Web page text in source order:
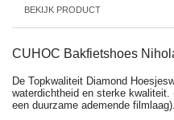
BEKIJK PRODUCT
CUHOC Bakfietshoes
De Topkwaliteit Diamond
waterdichtheid en sterke
een duurzame ademende filmlaag).